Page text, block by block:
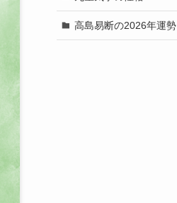
高島易断の2026年運勢